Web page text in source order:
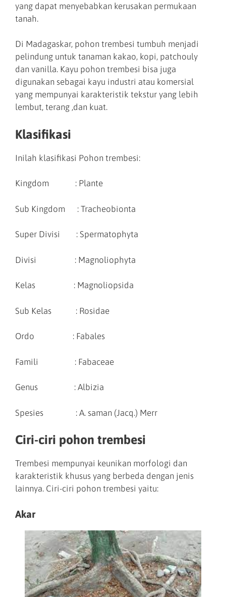
yang dapat menyebabkan kerusakan permukaan
tanah.
Di Madagaskar, pohon trembesi tumbuh menjadi
pelindung untuk tanaman kakao, kopi, patchouly
dan vanilla. Kayu pohon trembesi bisa juga
digunakan sebagai kayu industri atau komersial
yang mempunyai karakteristik tekstur yang lebih
lembut, terang ,dan kuat.
Klasifikasi
Inilah klasifikasi Pohon trembesi:
Kingdom : Plante
Sub Kingdom : Tracheobionta
Super Divisi : Spermatophyta
Divisi : Magnoliophyta
Kelas : Magnoliopsida
Sub Kelas : Rosidae
Ordo : Fabales
Famili : Fabaceae
Genus : Albizia
Spesies : A. saman (Jacq.) Merr
Ciri-ciri pohon trembesi
Trembesi mempunyai keunikan morfologi dan
karakteristik khusus yang berbeda dengan jenis
lainnya. Ciri-ciri pohon trembesi yaitu:
Akar